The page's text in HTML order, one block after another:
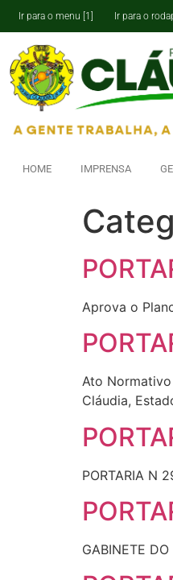
Ir para o menu [1] Ir para o
HOME IMPRENSA
Aprova o
Ato
Cláudia,
PORTARIA N
GABINETE